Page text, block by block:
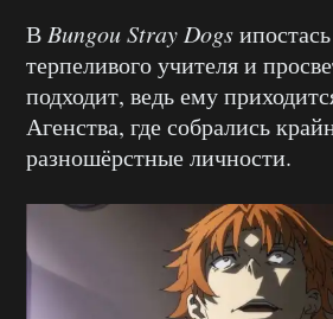
В Bungou Stray Dogs
терпеливого учителя и
подходит, ведь ему
Агенства, где собрались
разношёрстные личности.